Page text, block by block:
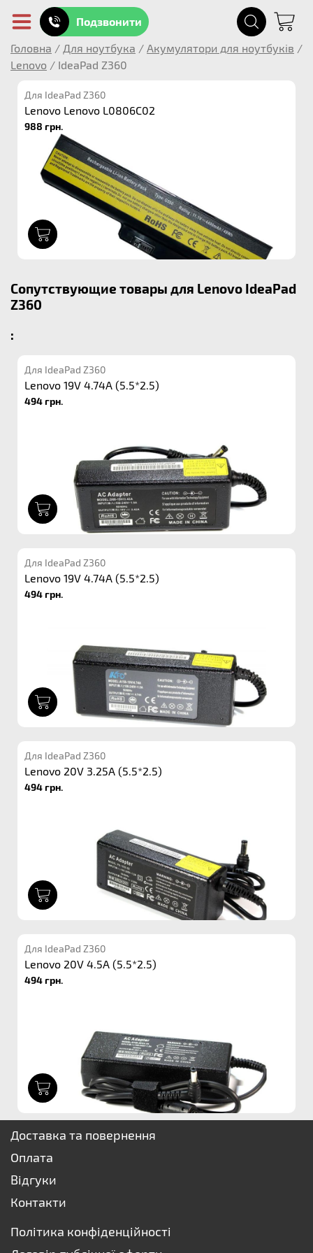
Подзвонити
Головна / Для ноутбука / Акумулятори для ноутбуків /
Lenovo / IdeaPad Z360
Для IdeaPad Z360
Lenovo Lenovo L0806C02
988 грн.
Сопутствующие товары для Lenovo IdeaPad
Z360
:
Для IdeaPad Z360
Lenovo 19V 4.74A (5.5*2.5)
494 грн.
Для IdeaPad Z360
Lenovo 19V 4.74A (5.5*2.5)
494 грн.
Для IdeaPad Z360
Lenovo 20V 3.25A (5.5*2.5)
494 грн.
Для IdeaPad Z360
Lenovo 20V 4.5A (5.5*2.5)
494 грн.
Доставка та повернення
Оплата
Відгуки
Контакти
Політика конфіденційності